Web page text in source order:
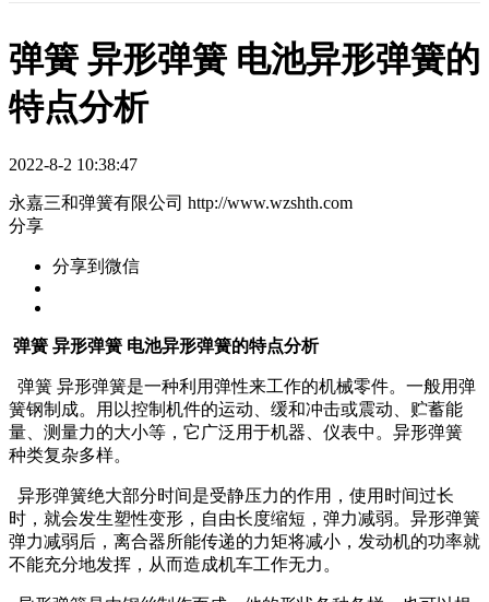
弹簧 异形弹簧 电池异形弹簧的
特点分析
2022-8-2 10:38:47
永嘉三和弹簧有限公司 http://www.wzshth.com
分享
分享到微信
弹簧 异形弹簧 电池异形弹簧的特点分析
弹簧 异形弹簧是一种利用弹性来工作的机械零件。一般用弹
簧钢制成。用以控制机件的运动、缓和冲击或震动、贮蓄能
量、测量力的大小等，它广泛用于机器、仪表中。异形弹簧
种类复杂多样。
异形弹簧绝大部分时间是受静压力的作用，使用时间过长
时，就会发生塑性变形，自由长度缩短，弹力减弱。异形弹簧
弹力减弱后，离合器所能传递的力矩将减小，发动机的功率就
不能充分地发挥，从而造成机车工作无力。